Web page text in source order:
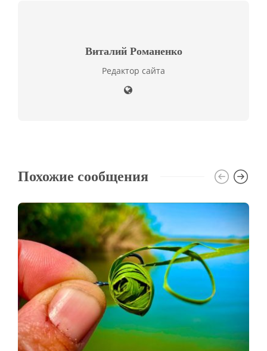
Виталий Романенко
Редактор сайта
Похожие сообщения